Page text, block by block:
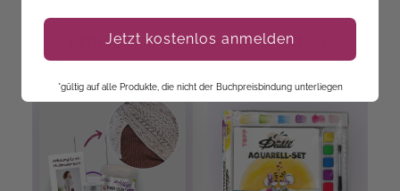
Entdecke unsere Neuheiten!
Jetzt kostenlos anmelden
*gültig auf alle Produkte, die nicht der Buchpreisbindung unterliegen